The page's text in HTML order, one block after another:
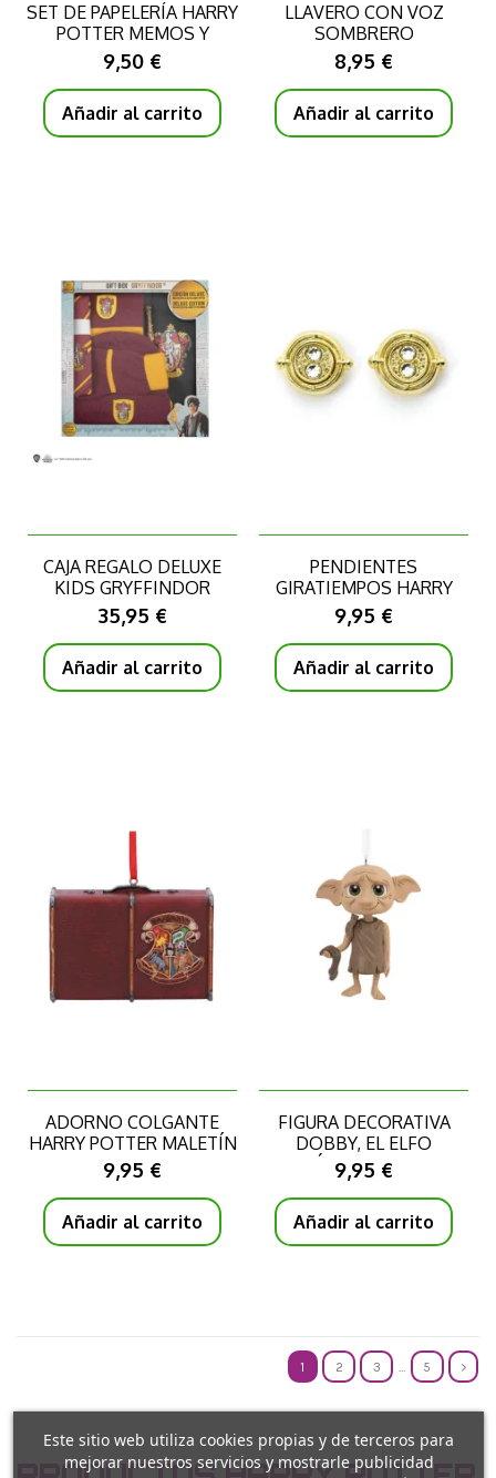
SET DE PAPELERÍA HARRY
POTTER MEMOS Y
VARITA
9,50 €
Añadir al carrito
LLAVERO CON VOZ
SOMBRERO
SELECCIONADOR HARRY
8,95 €
Añadir al carrito
CAJA REGALO DELUXE
KIDS GRYFFINDOR
HARRY POTTER
35,95 €
Añadir al carrito
PENDIENTES
GIRATIEMPOS HARRY
POTTER
9,95 €
Añadir al carrito
ADORNO COLGANTE
HARRY POTTER MALETÍN
HOGWARTS
9,95 €
Añadir al carrito
FIGURA DECORATIVA
DOBBY, EL ELFO
DOMÉSTICO PVC 7 CM
9,95 €
Añadir al carrito
1 2 3 5
Este sitio web utiliza cookies propias y de terceros para
mejorar nuestros servicios y mostrarle publicidad